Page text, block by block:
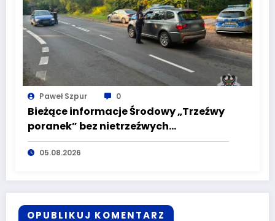
Paweł Szpur 0
Bieżące informacje Środowy „Trzeźwy
poranek” bez nietrzeźwych
kierujących! To cieszy!
05.08.2026
OPUBLIKUJ KOMENTARZ